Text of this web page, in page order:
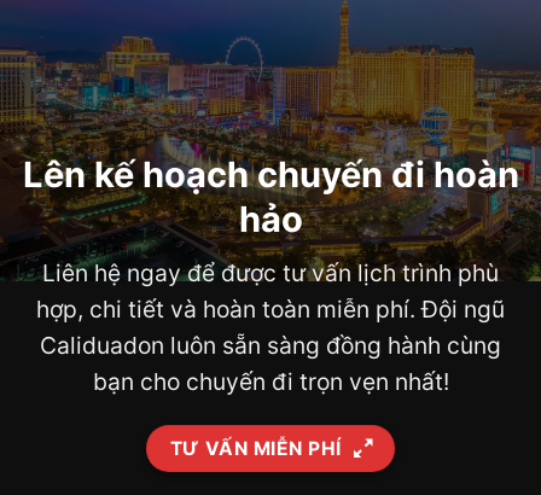
Lên kế hoạch chuyến đi hoàn
hảo
Liên hệ ngay để được tư vấn lịch trình phù
hợp, chi tiết và hoàn toàn miễn phí. Đội ngũ
Caliduadon luôn sẵn sàng đồng hành cùng
bạn cho chuyến đi trọn vẹn nhất!
TƯ VẤN MIỄN PHÍ